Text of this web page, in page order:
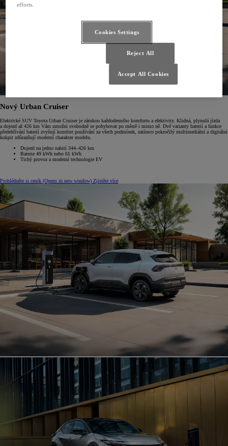
Nový Urban Cruiser
Elektrické SUV Toyota Urban Cruiser je zárukou každodenního komfortu a efektivity. Klidná, plynulá jízda
a dojezd až 426 km Vám umožní svobodně se pohybovat po městě i mimo ně. Dvě varianty baterií a funkce
předehřívání baterií zvyšují komfort používání za všech podmínek, zatímco pokročilý multimediální a digitální
kokpit zdůrazňují moderní charakter modelu.
Dojezd na jedno nabití 344–426 km
Baterie 49 kWh nebo 61 kWh
Tichý provoz a moderní technologie EV
Prohlédněte si ceník (Opens in new window) Zjistěte více
efforts.
Cookies Settings
Reject All
Accept All Cookies